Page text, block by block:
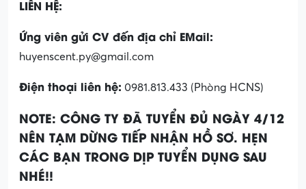
LIÊN HỆ:
Ứng viên gửi CV đến địa chỉ EMail:
huyenscent.py@gmail.com
Điện thoại liên hệ: 0981.813.433 (Phòng HCNS)
NOTE: CÔNG TY ĐÃ TUYỂN ĐỦ NGÀY 4/12
NÊN TẠM DỪNG TIẾP NHẬN HỒ SƠ. HẸN
CÁC BẠN TRONG DỊP TUYỂN DỤNG SAU
NHÉ!!